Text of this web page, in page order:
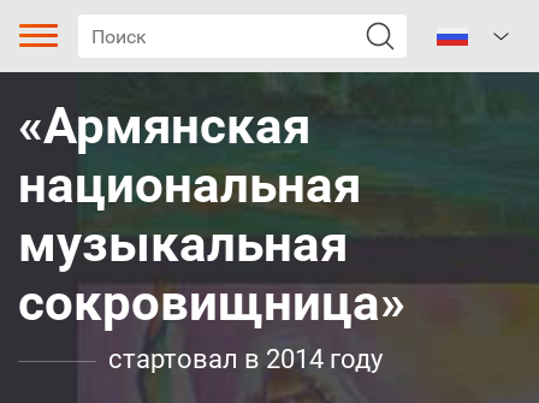
Тип песни
«Армянская
национальная
музыкальная
сокровищница»
стартовал в 2014 году